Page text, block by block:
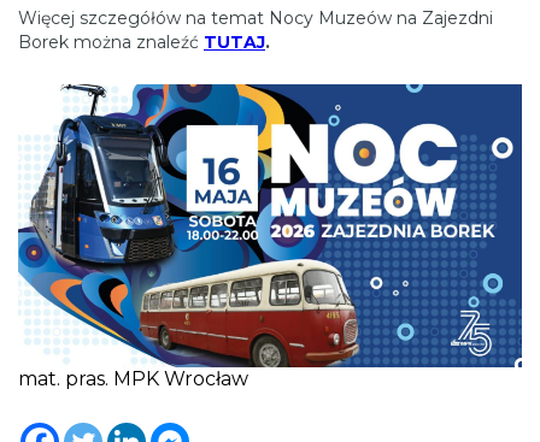
Więcej szczegółów na temat Nocy Muzeów na Zajezdni
Borek można znaleźć TUTAJ.
mat. pras. MPK Wrocław